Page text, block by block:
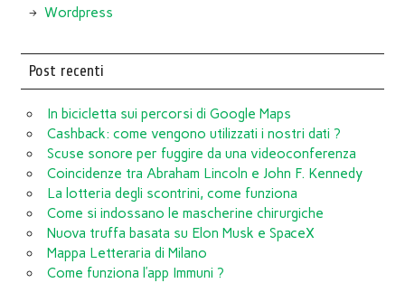
Wordpress
Post recenti
In bicicletta sui percorsi di Google Maps
Cashback: come vengono utilizzati i nostri dati ?
Scuse sonore per fuggire da una videoconferenza
Coincidenze tra Abraham Lincoln e John F. Kennedy
La lotteria degli scontrini, come funziona
Come si indossano le mascherine chirurgiche
Nuova truffa basata su Elon Musk e SpaceX
Mappa Letteraria di Milano
Come funziona l’app Immuni ?